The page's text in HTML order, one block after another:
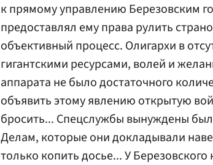
к прямому управлению Березовским
предоставлял ему права рулить
объективный процесс. Олигархи в
гигантскими ресурсами, волей и
аппарата не было достаточного
объявить этому явлению открытую
бросить... Спецслужбы вынуждены
Делам, которые они докладывали
только копить досье... У